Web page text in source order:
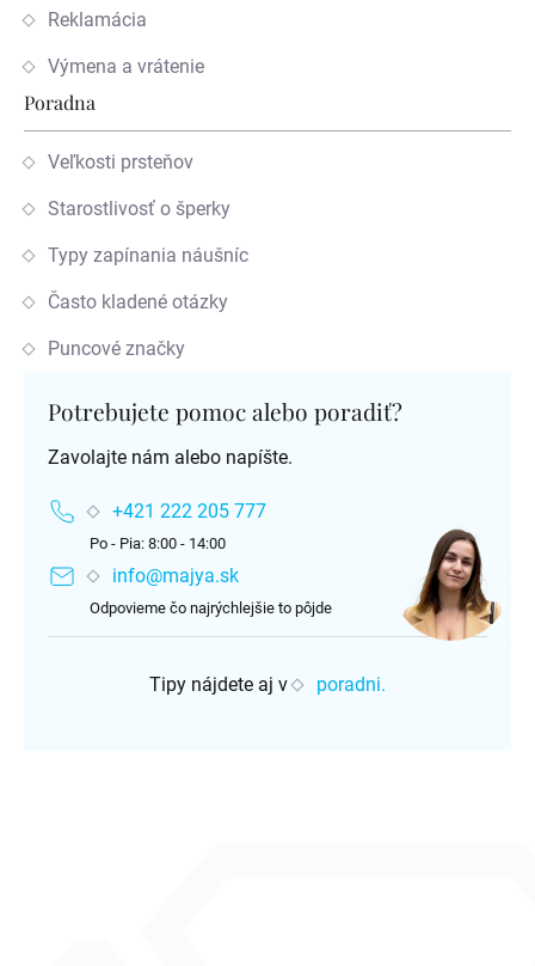
Reklamácia
Výmena a vrátenie
Poradna
Veľkosti prsteňov
Starostlivosť o šperky
Typy zapínania náušníc
Často kladené otázky
Puncové značky
Potrebujete pomoc alebo poradiť?
Zavolajte nám alebo napíšte.
+421 222 205 777
Po - Pia: 8:00 - 14:00
info@majya.sk
Odpovieme čo najrýchlejšie to pôjde
Tipy nájdete aj v poradni.